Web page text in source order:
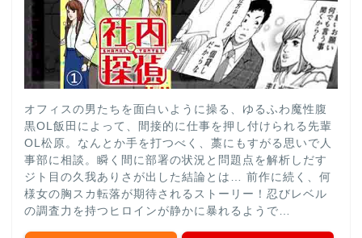
オフィスの男たちを面白いように操る、ゆるふわ魔性腹
黒OL飯田によって、間接的に仕事を押し付けられる先輩
OL松原。なんとか手を打つべく、藁にもすがる思いで人
事部に相談。瞬く間に部署の状況と問題点を解析しだす
ジト目の久我ありさが出した結論とは… 前作に続く、何
様女の胸スカ転落が期待されるストーリー！忍びレベル
の調査力を持つヒロインが静かに暴れるようで…